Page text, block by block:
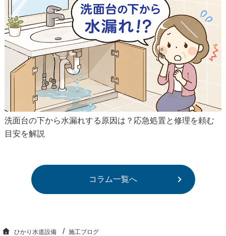
洗面台の下から水漏れする原因は？応急処置と修理を頼む
目安を解説
コラム一覧へ
ひかり水道設備 施工ブログ